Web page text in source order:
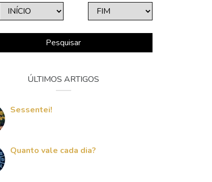
Pesquisar
ÚLTIMOS ARTIGOS
Sessentei!
Quanto vale cada dia?